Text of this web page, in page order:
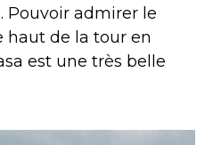
Pouvoir admirer le
haut de la tour en
est une très belle